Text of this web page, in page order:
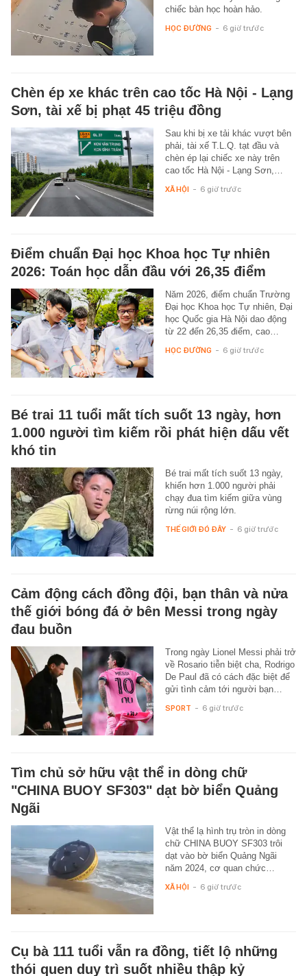
chiếc bàn học hoàn hảo.
HỌC ĐƯỜNG - 6 giờ trước
Chèn ép xe khác trên cao tốc Hà Nội - Lạng
Sơn, tài xế bị phạt 45 triệu đồng
Sau khi bị xe tải khác vượt bên
phải, tài xế T.L.Q. tạt đầu và
chèn ép lại chiếc xe này trên
cao tốc Hà Nội - Lạng Sơn,…
XÃ HỘI - 6 giờ trước
Điểm chuẩn Đại học Khoa học Tự nhiên
2026: Toán học dẫn đầu với 26,35 điểm
Năm 2026, điểm chuẩn Trường
Đại học Khoa học Tự nhiên, Đại
học Quốc gia Hà Nội dao động
từ 22 đến 26,35 điểm, cao…
HỌC ĐƯỜNG - 6 giờ trước
Bé trai 11 tuổi mất tích suốt 13 ngày, hơn
1.000 người tìm kiếm rồi phát hiện dấu vết
khó tin
Bé trai mất tích suốt 13 ngày,
khiến hơn 1.000 người phải
chạy đua tìm kiếm giữa vùng
rừng núi rộng lớn.
THẾ GIỚI ĐÓ ĐÂY - 6 giờ trước
Cảm động cách đồng đội, bạn thân và nửa
thế giới bóng đá ở bên Messi trong ngày
đau buồn
Trong ngày Lionel Messi phải trở
về Rosario tiễn biệt cha, Rodrigo
De Paul đã có cách đặc biệt để
gửi tình cảm tới người bạn…
SPORT - 6 giờ trước
Tìm chủ sở hữu vật thể in dòng chữ
"CHINA BUOY SF303" dạt bờ biển Quảng
Ngãi
Vật thể lạ hình trụ tròn in dòng
chữ CHINA BUOY SF303 trôi
dạt vào bờ biển Quảng Ngãi
năm 2024, cơ quan chức…
XÃ HỘI - 6 giờ trước
Cụ bà 111 tuổi vẫn ra đồng, tiết lộ những
thói quen duy trì suốt nhiều thập kỷ